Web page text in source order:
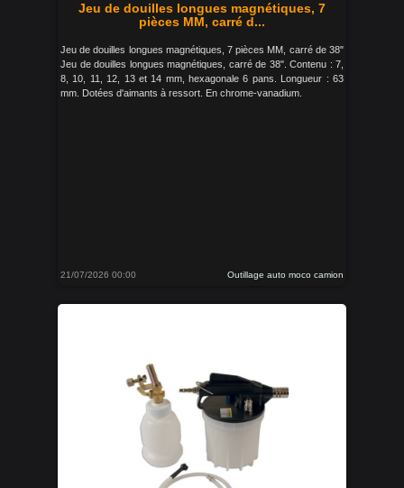
Jeu de douilles longues magnétiques, 7
pièces MM, carré d...
Jeu de douilles longues magnétiques, 7 pièces MM, carré de 38"
Jeu de douilles longues magnétiques, carré de 38". Contenu : 7,
8, 10, 11, 12, 13 et 14 mm, hexagonale 6 pans. Longueur : 63
mm. Dotées d'aimants à ressort. En chrome-vanadium.
21/07/2026 00:00 Outillage auto moco camion